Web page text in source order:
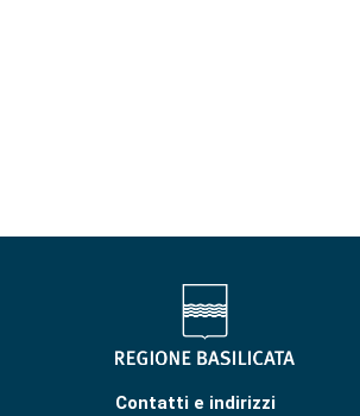
Contatti e indirizzi